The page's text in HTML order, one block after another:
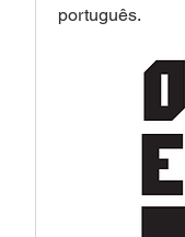
português.